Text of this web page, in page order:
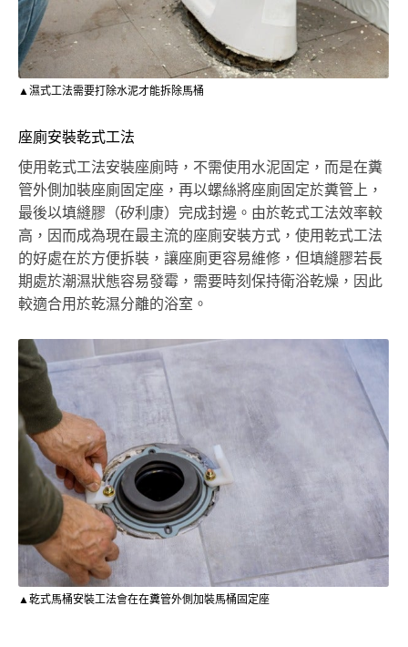
▲濕式工法需要打除水泥才能拆除馬桶
座廁安裝乾式工法
使用乾式工法安裝座廁時，不需使用水泥固定，而是在糞
管外側加裝座廁固定座，再以螺絲將座廁固定於糞管上，
最後以填縫膠（矽利康）完成封邊。由於乾式工法效率較
高，因而成為現在最主流的座廁安裝方式，使用乾式工法
的好處在於方便拆裝，讓座廁更容易維修，但填縫膠若長
期處於潮濕狀態容易發霉，需要時刻保持衛浴乾燥，因此
較適合用於乾濕分離的浴室。
▲乾式馬桶安裝工法會在在糞管外側加裝馬桶固定座